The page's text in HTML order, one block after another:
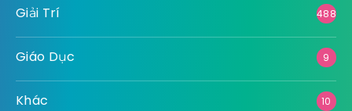
Giải Trí 488
Giáo Dục 9
Khác 10